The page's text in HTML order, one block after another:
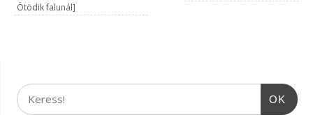
Ötödik falunál]
OK